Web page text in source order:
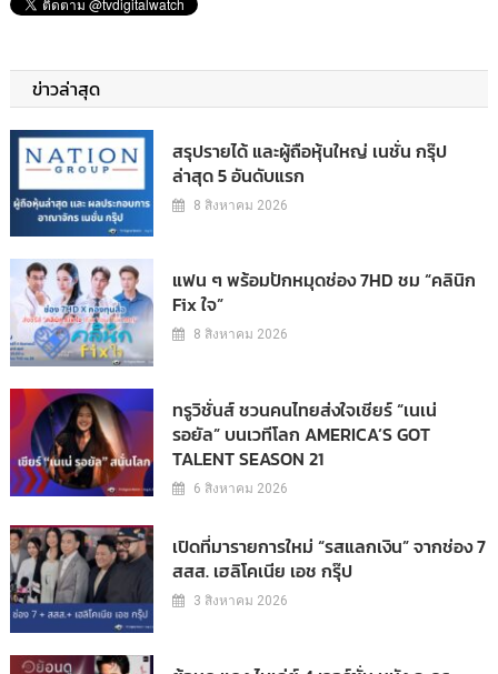
ข่าวล่าสุด
สรุปรายได้ และผู้ถือหุ้นใหญ่ เนชั่น กรุ๊ป
ล่าสุด 5 อันดับแรก
8 สิงหาคม 2026
แฟน ๆ พร้อมปักหมุดช่อง 7HD ชม “คลินิก
Fix ใจ”
8 สิงหาคม 2026
ทรูวิชั่นส์ ชวนคนไทยส่งใจเชียร์ “เนเน่
รอยัล” บนเวทีโลก AMERICA’S GOT
TALENT SEASON 21
6 สิงหาคม 2026
เปิดที่มารายการใหม่ “รสแลกเงิน” จากช่อง 7
สสส. เฮลิโคเนีย เอช กรุ๊ป
3 สิงหาคม 2026